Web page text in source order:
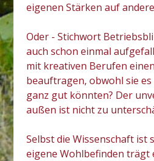
eigenen Stärken auf
Oder - Stichwort
auch schon einmal
mit kreativen Berufen
beauftragen, obwohl sie
ganz gut könnten? Der
außen ist nicht zu
Selbst die Wissenschaft ist
eigene Wohlbefinden trägt